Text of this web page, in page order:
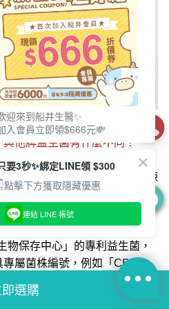
選購
他牌益生菌有什麼不同？
他牌益生菌有什麼不同？
每包存活率高達 100 倍！
，能耐胃酸膽鹼，同時抵禦辣
適合亞洲飲食習慣，吃美食也
效果更有感。
國際身分認證
保存中心」的專利益生菌，
屬菌株編號，例如「CBT
身分碼。
劑、香料、色素，經 SGS 808
迎來到船井生醫✨
入會員立即領$666元💸
要3秒✨綁定LINE領 $300
點擊下方獲取隱藏優惠
連結 LINE 帳號